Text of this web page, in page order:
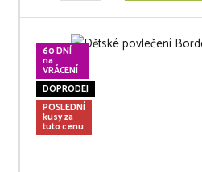
60 DNÍ
na
VRÁCENÍ
DOPRODEJ
POSLEDNÍ
kusy za
tuto cenu